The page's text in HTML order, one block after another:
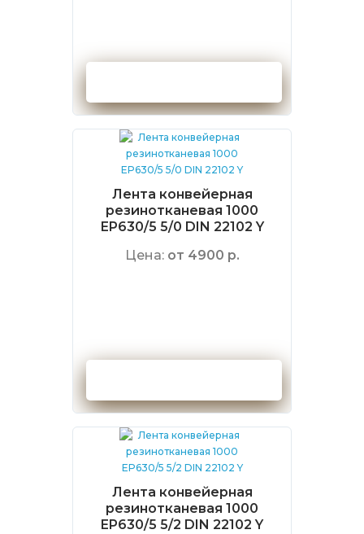
Лента конвейерная
резинотканевая 1000
EP630/5 5/0 DIN 22102 Y
Цена: от 4900 р.
Лента конвейерная
резинотканевая 1000
EP630/5 5/2 DIN 22102 Y